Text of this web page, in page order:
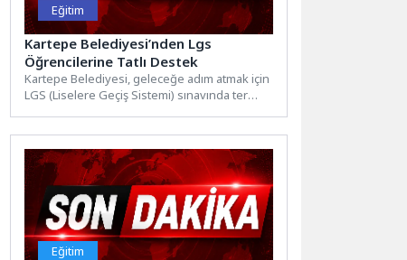
Eğitim
Kartepe Belediyesi’nden Lgs
Öğrencilerine Tatlı Destek
Kartepe Belediyesi, geleceğe adım atmak için
LGS (Liselere Geçiş Sistemi) sınavında ter
Eğitim